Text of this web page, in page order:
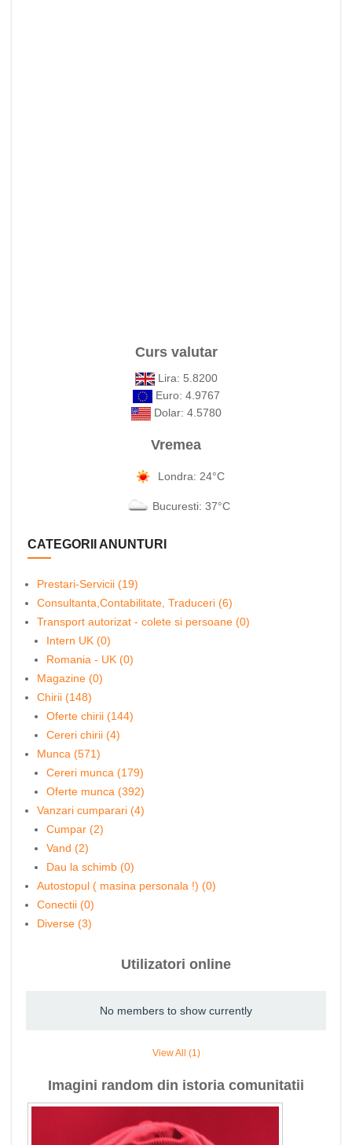
Curs valutar
Lira: 5.8200
Euro: 4.9767
Dolar: 4.5780
Vremea
Londra: 24°C
Bucuresti: 37°C
CATEGORII ANUNTURI
Prestari-Servicii (19)
Consultanta,Contabilitate, Traduceri (6)
Transport autorizat - colete si persoane (0)
Intern UK (0)
Romania - UK (0)
Magazine (0)
Chirii (148)
Oferte chirii (144)
Cereri chirii (4)
Munca (571)
Cereri munca (179)
Oferte munca (392)
Vanzari cumparari (4)
Cumpar (2)
Vand (2)
Dau la schimb (0)
Autostopul ( masina personala !) (0)
Conectii (0)
Diverse (3)
Utilizatori online
No members to show currently
View All (1)
Imagini random din istoria comunitatii